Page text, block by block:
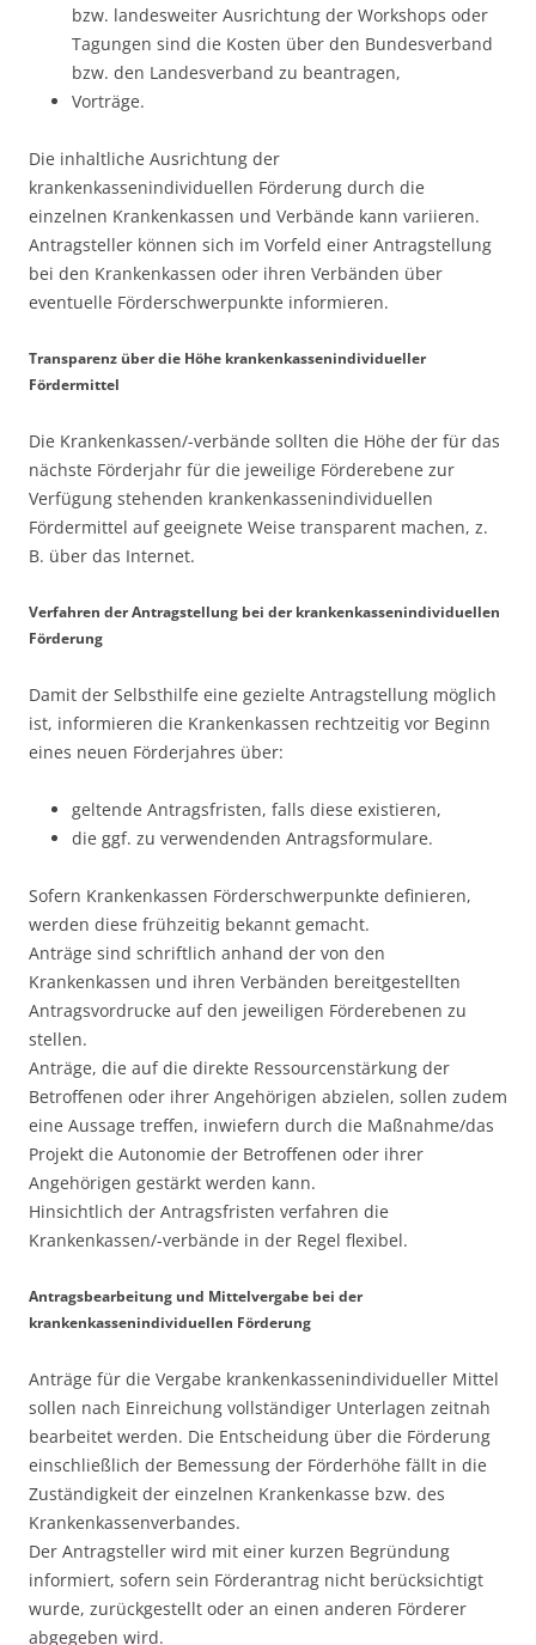
bzw. landesweiter Ausrichtung der Workshops oder
Tagungen sind die Kosten über den Bundesverband
bzw. den Landesverband zu beantragen,
Vorträge.
Die inhaltliche Ausrichtung der
krankenkassenindividuellen Förderung durch die
einzelnen Krankenkassen und Verbände kann variieren.
Antragsteller können sich im Vorfeld einer Antragstellung
bei den Krankenkassen oder ihren Verbänden über
eventuelle Förderschwerpunkte informieren.
Transparenz über die Höhe krankenkassenindividueller
Fördermittel
Die Krankenkassen/-verbände sollten die Höhe der für das
nächste Förderjahr für die jeweilige Förderebene zur
Verfügung stehenden krankenkassenindividuellen
Fördermittel auf geeignete Weise transparent machen, z.
B. über das Internet.
Verfahren der Antragstellung bei der krankenkassenindividuellen
Förderung
Damit der Selbsthilfe eine gezielte Antragstellung möglich
ist, informieren die Krankenkassen rechtzeitig vor Beginn
eines neuen Förderjahres über:
geltende Antragsfristen, falls diese existieren,
die ggf. zu verwendenden Antragsformulare.
Sofern Krankenkassen Förderschwerpunkte definieren,
werden diese frühzeitig bekannt gemacht.
Anträge sind schriftlich anhand der von den
Krankenkassen und ihren Verbänden bereitgestellten
Antragsvordrucke auf den jeweiligen Förderebenen zu
stellen.
Anträge, die auf die direkte Ressourcenstärkung der
Betroffenen oder ihrer Angehörigen abzielen, sollen zudem
eine Aussage treffen, inwiefern durch die Maßnahme/das
Projekt die Autonomie der Betroffenen oder ihrer
Angehörigen gestärkt werden kann.
Hinsichtlich der Antragsfristen verfahren die
Krankenkassen/-verbände in der Regel flexibel.
Antragsbearbeitung und Mittelvergabe bei der
krankenkassenindividuellen Förderung
Anträge für die Vergabe krankenkassenindividueller Mittel
sollen nach Einreichung vollständiger Unterlagen zeitnah
bearbeitet werden. Die Entscheidung über die Förderung
einschließlich der Bemessung der Förderhöhe fällt in die
Zuständigkeit der einzelnen Krankenkasse bzw. des
Krankenkassenverbandes.
Der Antragsteller wird mit einer kurzen Begründung
informiert, sofern sein Förderantrag nicht berücksichtigt
wurde, zurückgestellt oder an einen anderen Förderer
abgegeben wird.